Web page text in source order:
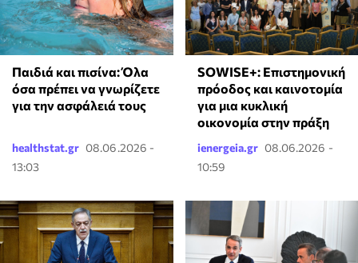
Παιδιά και πισίνα: Όλα
όσα πρέπει να γνωρίζετε
για την ασφάλειά τους
healthstat.gr 08.06.2026 -
13:03
SOWISE+: Επιστημονική
πρόοδος και καινοτομία
για μια κυκλική
οικονομία στην πράξη
ienergeia.gr 08.06.2026 -
10:59